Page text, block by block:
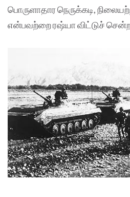
பொருளாதார நெருக்கடி,
என்பவற்றை ரஷ்யா விட்டுச்